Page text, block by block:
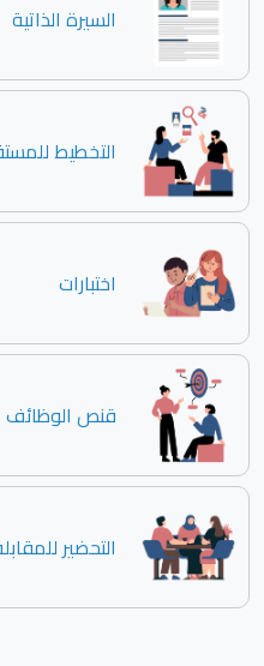
السيرة الذاتية
التخطيط
اختبارات
قنص الوظائف
التحضير